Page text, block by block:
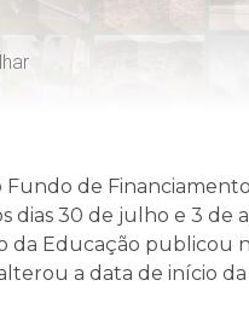
Fundo de Financiamento
dias 30 de julho e 3 de
da Educação publicou
a data de início da